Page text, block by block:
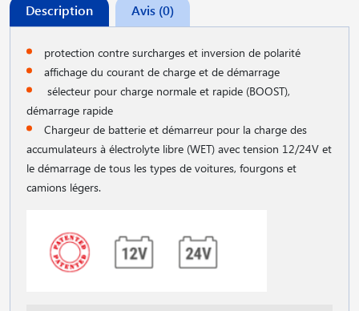
Description Avis (0)
protection contre surcharges et inversion de polarité
affichage du courant de charge et de démarrage
sélecteur pour charge normale et rapide (BOOST),
démarrage rapide
Chargeur de batterie et démarreur pour la charge des
accumulateurs à électrolyte libre (WET) avec tension 12/24V et
le démarrage de tous les types de voitures, fourgons et
camions légers.